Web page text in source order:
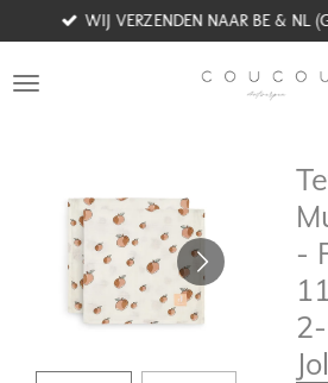
direct
naar
de
WIJ VERZENDEN NAAR BE & NL
-